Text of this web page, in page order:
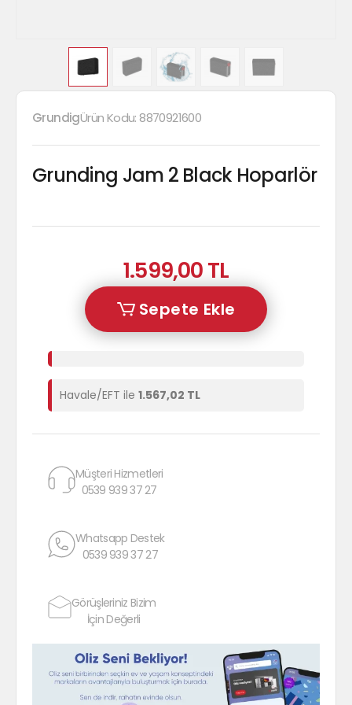
GrundigÜrün Kodu: 8870921600
Grunding Jam 2 Black Hoparlör
1.599,00 TL
Sepete Ekle
Havale/EFT ile 1.567,02 TL
Müşteri Hizmetleri
0539 939 37 27
Whatsapp Destek
0539 939 37 27
Görüşleriniz Bizim
İçin Değerli